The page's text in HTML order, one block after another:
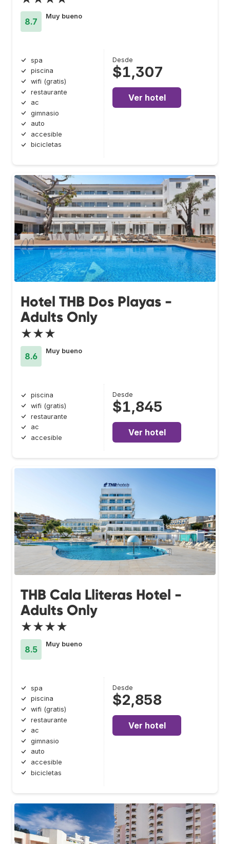
8.7
Muy bueno
spa
piscina
wifi (gratis)
restaurante
ac
gimnasio
auto
accesible
bicicletas
Desde
$1,307
Ver hotel
Hotel THB Dos Playas -
Adults Only
★★★
8.6
Muy bueno
piscina
wifi (gratis)
restaurante
ac
accesible
Desde
$1,845
Ver hotel
THB Cala Lliteras Hotel -
Adults Only
★★★★
8.5
Muy bueno
spa
piscina
wifi (gratis)
restaurante
ac
gimnasio
auto
accesible
bicicletas
Desde
$2,858
Ver hotel